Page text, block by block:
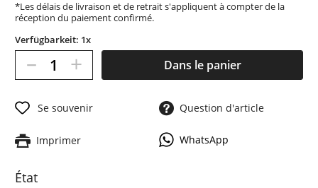
*Les délais de livraison et de retrait s'appliquent à compter de la
réception du paiement confirmé.
Verfügbarkeit: 1x
– + Dans le panier
Se souvenir Question d'article
Imprimer WhatsApp
État